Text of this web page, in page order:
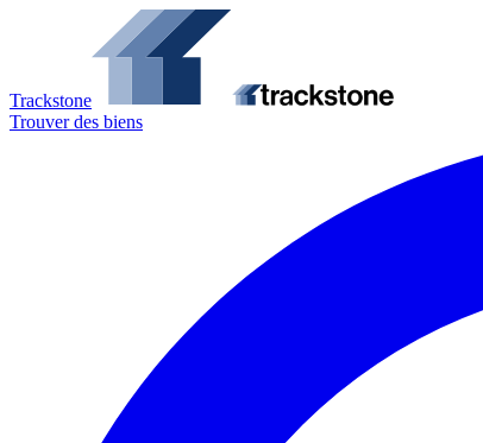
Trackstone
Trouver des biens